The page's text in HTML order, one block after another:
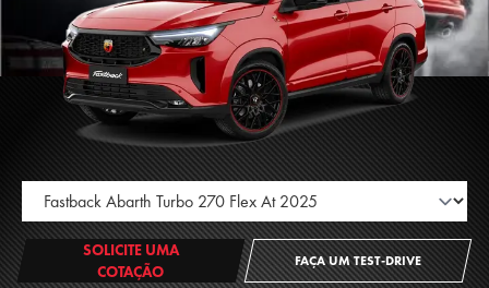
SOLICITE UMA
COTAÇÃO
FAÇA UM TEST-DRIVE